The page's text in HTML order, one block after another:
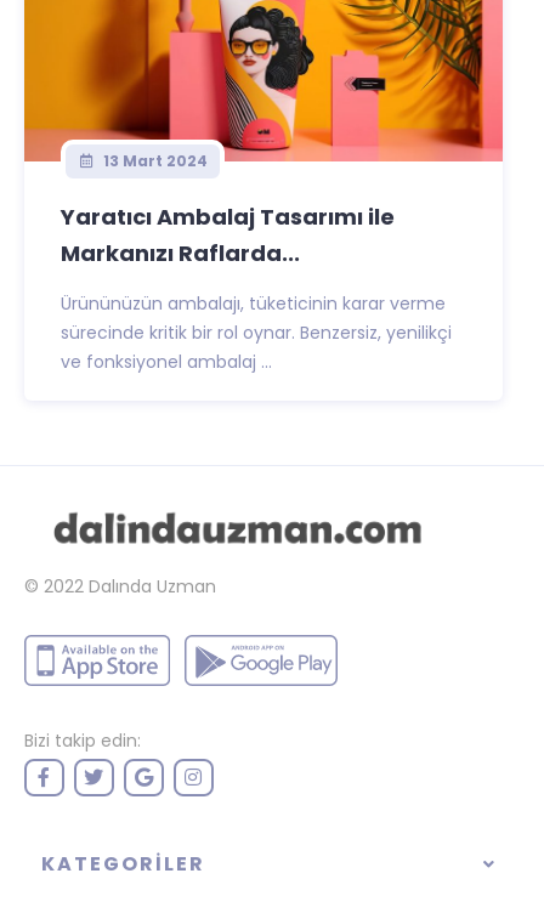
13 Mart 2024
Yaratıcı Ambalaj Tasarımı ile
Markanızı Raflarda...
Ürününüzün ambalajı, tüketicinin karar verme
sürecinde kritik bir rol oynar. Benzersiz, yenilikçi
ve fonksiyonel ambalaj ...
© 2022 Dalında Uzman
Bizi takip edin:
KATEGORILER